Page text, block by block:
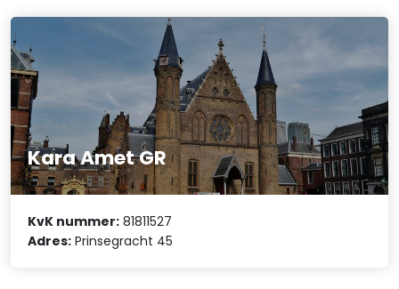
Kara Amet GR
KvK nummer: 81811527
Adres: Prinsegracht 45